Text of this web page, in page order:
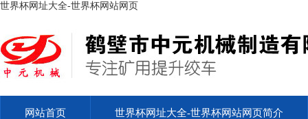
世界杯网址大全-世界杯网站网页
网站首页 世界杯网址大全-世界杯网站网页简介